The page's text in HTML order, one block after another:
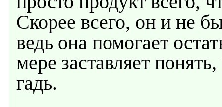
Скорее всего, он и не
ведь она помогает
мере заставляет
гадь.